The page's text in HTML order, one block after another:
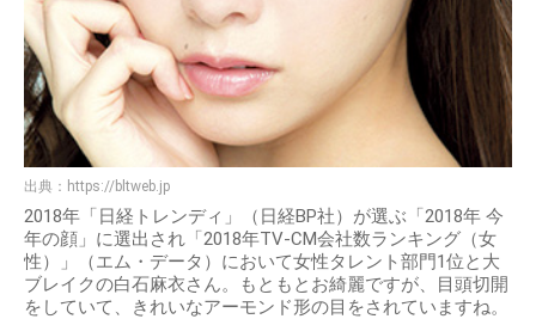
出典： https://bltweb.jp
2018年「日経トレンディ」（日経BP社）が選ぶ「2018年 今
年の顔」に選出され「2018年TV-CM会社数ランキング（女
性）」（エム・データ）において女性タレント部門1位と大
ブレイクの白石麻衣さん。もともとお綺麗ですが、目頭切開
をしていて、きれいなアーモンド形の目をされていますね。